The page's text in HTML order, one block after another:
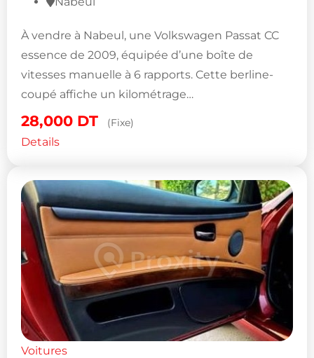
À vendre à Nabeul, une Volkswagen Passat CC
essence de 2009, équipée d’une boîte de
vitesses manuelle à 6 rapports. Cette berline-
coupé affiche un kilométrage…
28,000 DT (Fixe)
Details
Voitures